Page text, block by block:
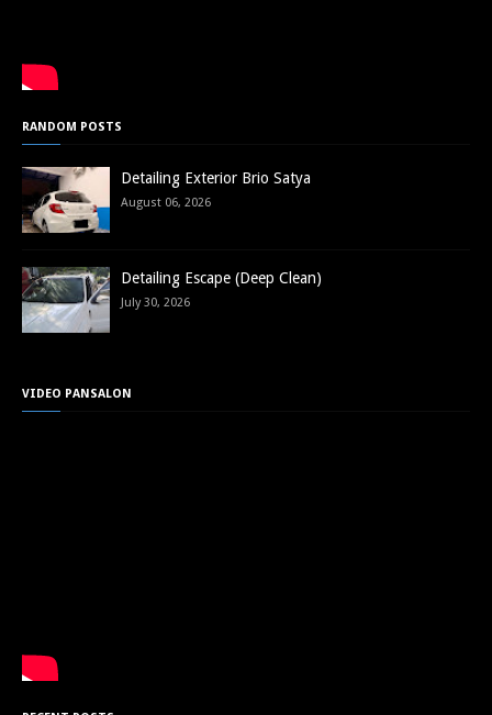
RANDOM POSTS
Detailing Exterior Brio Satya
August 06, 2026
Detailing Escape (Deep Clean)
July 30, 2026
VIDEO PANSALON